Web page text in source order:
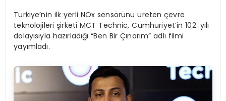
Türkiye’nin ilk yerli NOx sensörünü üreten çevre
teknolojileri şirketi MCT Technic, Cumhuriyet’in 102. yılı
dolayısıyla hazırladığı “Ben Bir Çınarım” adlı filmi
yayımladı.